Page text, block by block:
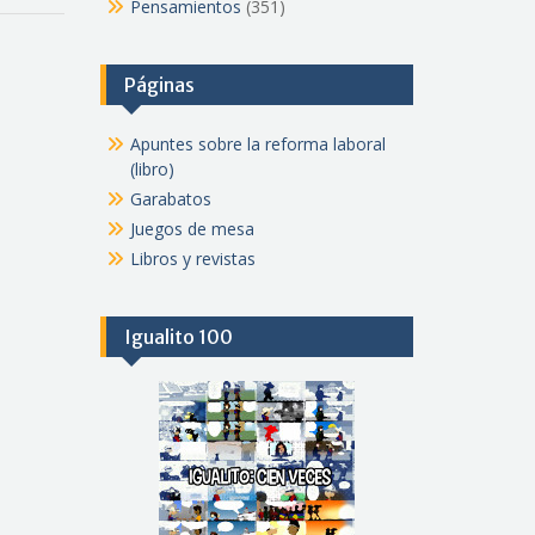
Pensamientos (351)
Páginas
Apuntes sobre la reforma laboral
(libro)
Garabatos
Juegos de mesa
Libros y revistas
Igualito 100